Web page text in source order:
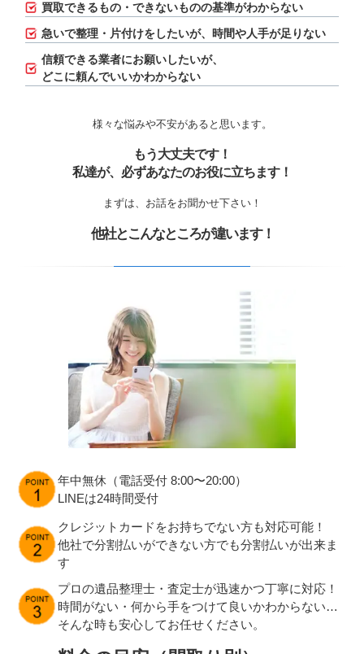
買取できるもの・できないものの基準がわからない
急いで整理・片付けをしたいが、 時間や人手が足りない
信頼できる業者にお願いしたいが、
どこに頼んでいいかわからない
様々な悩みや不安があると思います。
もう大丈夫です！
私達が、必ずあなたのお役に立ちます！
まずは、お話をお聞かせ下さい！
他社とこんなところが違います！
年中無休（電話受付 8:00〜20:00）
LINEは24時間受付
クレジットカードをお持ちでない方も対応可能！
他社で分割払いができない方でも分割払いが出来ま
す
プロの遺品整理士・査定士が迅速かつ丁寧に対応！
時間がない・何から手をつけて良いかわからない…
そんな時も安心してお任せください。